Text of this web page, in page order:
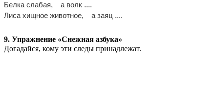
Белка слабая, а волк ....
Лиса хищное животное, а заяц ....
9. Упражнение «Снежная азбука»
Догадайся, кому эти следы принадлежат.